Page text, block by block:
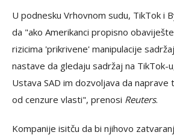
U podnesku Vrhovnom sudu, TikTok i
da "ako Amerikanci propisno
rizicima 'prikrivene' manipulacije
nastave da gledaju sadržaj na TikTok-
Ustava SAD im dozvoljava da
od cenzure vlasti", prenosi Reuters.
Kompanije isitču da bi njihovo